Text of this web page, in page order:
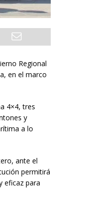
Regional
en el marco
4×4, tres
y
a lo
ante el
permitirá
eficaz para